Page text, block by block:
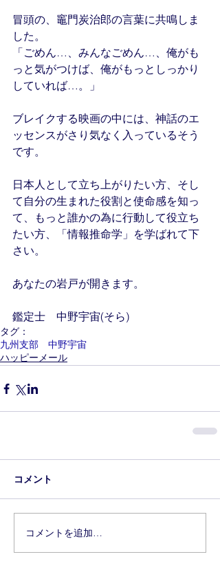
冒頭の、竈門炭治郎の言葉に共鳴しま
した。
「ごめん…、みんなごめん…、俺がも
っと気がつけば、俺がもっとしっかり
していれば…。」
ブレイクする映画の中には、神話のエ
ッセンスがさり気なく入っているそう
です。
日本人として立ち上がりたい方、そし
て自分の生まれた役割と使命感を知っ
て、もっと誰かの為に行動して役立ち
たい方、「情報推命学」を学ばれて下
さい。
あなたの岩戸が開きます。
鑑定士　中野宇宙(そら)
タグ：
九州支部 中野宇宙
ハッピーメール
コメント
コメントを追加…